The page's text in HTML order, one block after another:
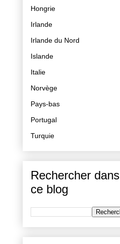
Hongrie
Irlande
Irlande du Nord
Islande
Italie
Norvège
Pays-bas
Portugal
Turquie
Rechercher dans
ce blog